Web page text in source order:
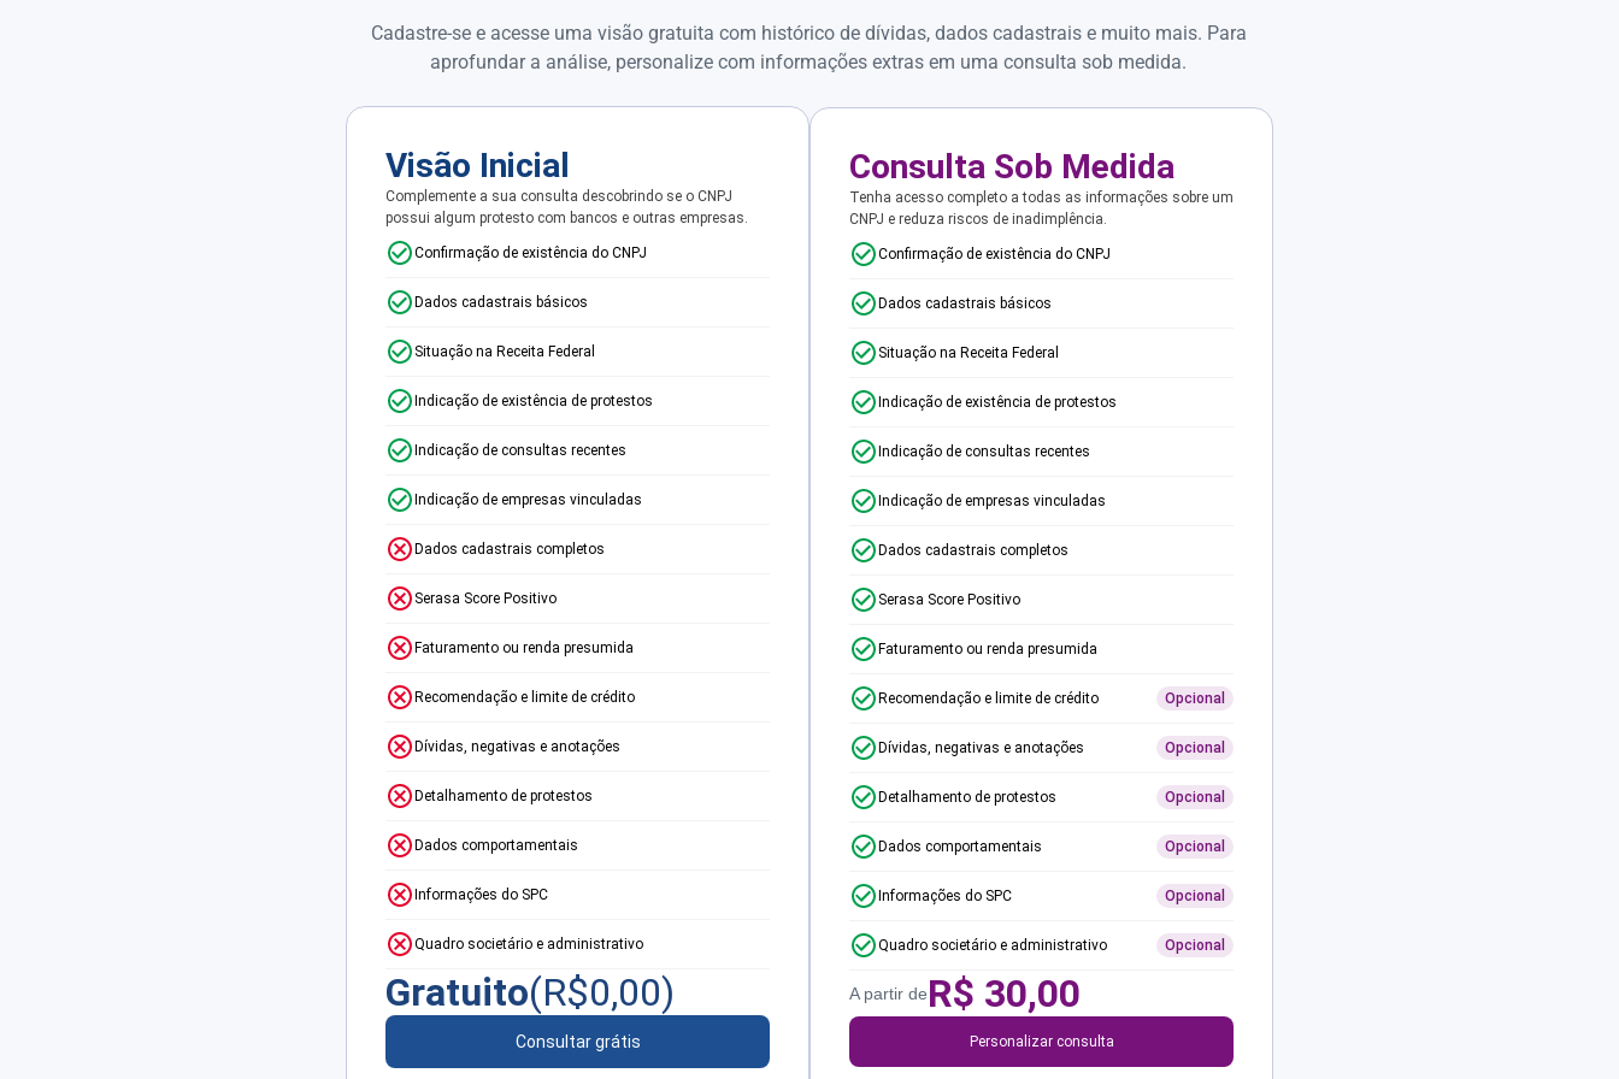
Cadastre-se e acesse uma visão gratuita com histórico de dívidas, dados cadastrais e muito mais. Para
aprofundar a análise, personalize com informações extras em uma consulta sob medida.
Visão Inicial
Complemente a sua consulta descobrindo se o CNPJ
possui algum protesto com bancos e outras empresas.
Confirmação de existência do CNPJ
Dados cadastrais básicos
Situação na Receita Federal
Indicação de existência de protestos
Indicação de consultas recentes
Indicação de empresas vinculadas
Dados cadastrais completos
Serasa Score Positivo
Faturamento ou renda presumida
Recomendação e limite de crédito
Dívidas, negativas e anotações
Detalhamento de protestos
Dados comportamentais
Informações do SPC
Quadro societário e administrativo
Gratuito(R$0,00)
Consultar grátis
Consulta Sob Medida
Tenha acesso completo a todas as informações sobre um
CNPJ e reduza riscos de inadimplência.
Confirmação de existência do CNPJ
Dados cadastrais básicos
Situação na Receita Federal
Indicação de existência de protestos
Indicação de consultas recentes
Indicação de empresas vinculadas
Dados cadastrais completos
Serasa Score Positivo
Faturamento ou renda presumida
Recomendação e limite de crédito Opcional
Dívidas, negativas e anotações Opcional
Detalhamento de protestos Opcional
Dados comportamentais Opcional
Informações do SPC Opcional
Quadro societário e administrativo Opcional
A partir deR$ 30,00
Personalizar consulta